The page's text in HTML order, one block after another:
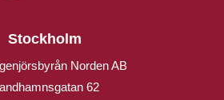
Stockholm
Norden AB
62